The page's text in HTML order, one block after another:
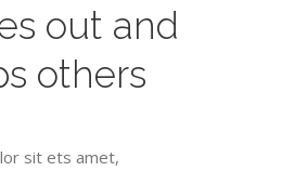
out and
others
sit ets amet,